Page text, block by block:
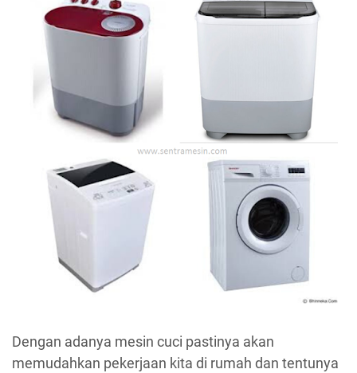
Dengan adanya mesin cuci pastinya akan
memudahkan pekerjaan kita di rumah dan tentunya